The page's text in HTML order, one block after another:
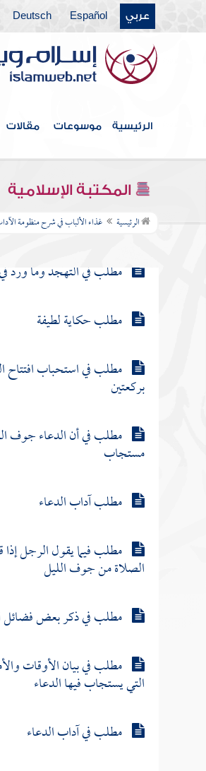
عربي Español
Deutsch
الرئيسية موسوعات مقالات
المكتبة الإسلامية
الرئيسية غذاء الألباب في شرح منظومة
مطلب يستحب لكل أحد أن
الذكر في جميع الأحيان
مطلب ينبغي تحصين
الفحشاء كلها
مطلب في المحافظة على
مطلب في التهجد وما ورد
مطلب حكاية لطيفة
مطلب في استحباب افتتاح
بركعتين
مطلب في أن الدعاء جوف
مستجاب
مطلب آداب الدعاء
مطلب فيما يقول الرجل إذا
الصلاة من جوف الليل
مطلب في ذكر بعض فضائل
مطلب في بيان الأوقات
التي يستجاب فيها الدعاء
مطلب في آداب الدعاء